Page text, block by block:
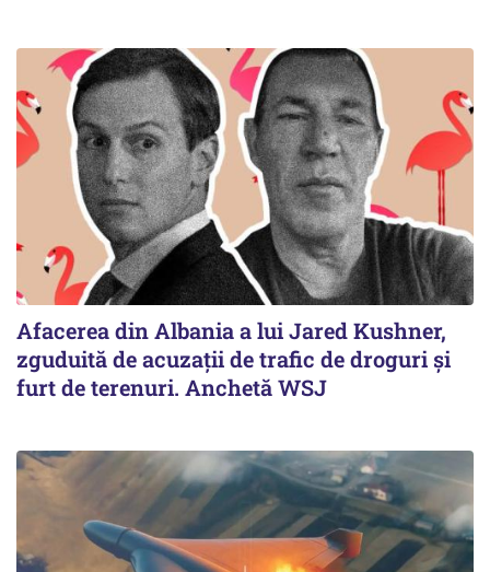
Afacerea din Albania a lui Jared Kushner,
zguduită de acuzații de trafic de droguri și
furt de terenuri. Anchetă WSJ